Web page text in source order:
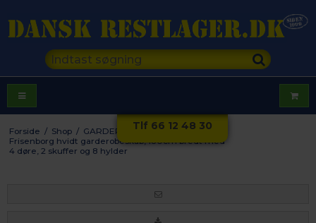
Tlf 66 12 48 30
Forside / Shop / GARDEROBE / Klædeskabe /
Frisenborg hvidt garderobeskab, 180cm bredt med
4 døre, 2 skuffer og 8 hylder